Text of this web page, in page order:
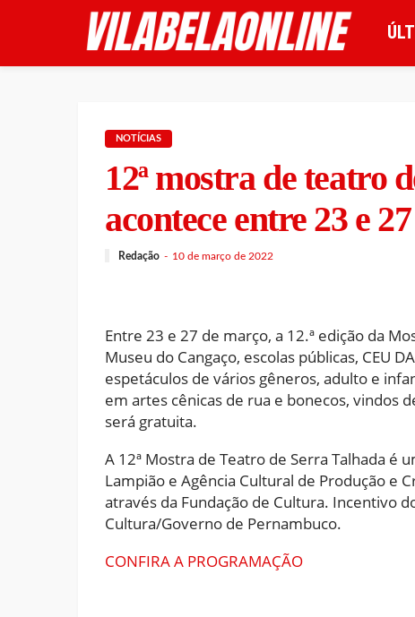
NOTÍCIAS
12ª mostra de teatro
acontece entre 23 e
Redação 10 de março de 2022
Entre 23 e 27 de março, a 12.ª edição da
Museu do Cangaço, escolas públicas, CEU
espetáculos de vários gêneros, adulto e
em artes cênicas de rua e bonecos, vindos
será gratuita.
A 12ª Mostra de Teatro de Serra Talhada é
Lampião e Agência Cultural de Produção e
através da Fundação de Cultura. Incentivo
Cultura/Governo de Pernambuco.
CONFIRA A PROGRAMAÇÃO